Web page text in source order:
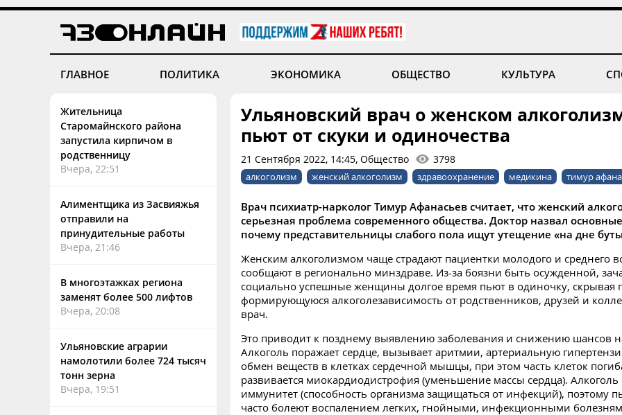
ГЛАВНОЕ ПОЛИТИКА ЭКОНОМИКА ОБЩЕСТВО КУЛЬТУРА
Жительница
Старомайнского района
запустила кирпичом в
родственницу
Вчера, 22:51
Алиментщика из Засвияжья
отправили на
принудительные работы
Вчера, 21:46
В многоэтажках региона
заменят более 500 лифтов
Вчера, 20:08
Ульяновские аграрии
намолотили более 724 тысяч
тонн зерна
Вчера, 19:51
Ульяновский врач о женском
пьют от скуки и одиночества
21 Сентября 2022, 14:45, Общество 3798
алкоголизм женский алкоголизм здравоохранение медикина тимур
Врач психиатр-нарколог Тимур Афанасьев считает, что женский
серьезная проблема современного общества. Доктор назвал
почему представительницы слабого пола ищут утещение «на дне
Женским алкоголизмом чаще страдают пациентки молодого и среднего
сообщают в регионально минздраве. Из-за боязни быть осужденной,
социально успешные женщины долгое время пьют в одиночку, скрывая
формирующуюся алкоголезависимость от родственников, друзей и
врач.
Это приводит к позднему выявлению заболевания и снижению шансов
Алкоголь поражает сердце, вызывает аритмии, артериальную
обмен веществ в клетках сердечной мышцы, при этом часть клеток
развивается миокардиодистрофия (уменьшение массы сердца). Алкоголь
иммунитет (способность организма защищаться от инфекций), поэтому
часто болеют воспалением легких, гнойными, инфекционными